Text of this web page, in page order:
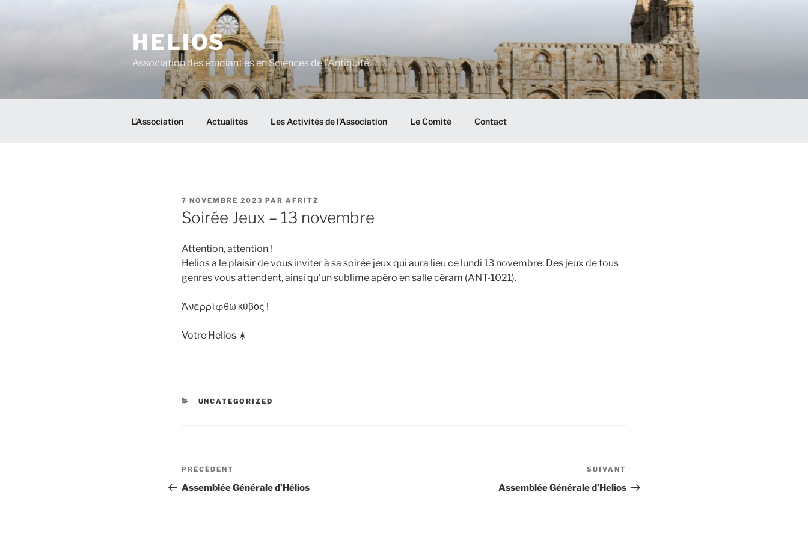
HELIOS
Association des étudiant·es en Sciences de l'Antiquité
L’Association Actualités Les Activités de l’Association Le Comité Contact
PUBLIÉ
LE
7 NOVEMBRE 2023 PAR AFRITZ
Soirée Jeux – 13 novembre
Attention, attention !
Helios a le plaisir de vous inviter à sa soirée jeux qui aura lieu ce lundi 13 novembre. Des jeux de tous
genres vous attendent, ainsi qu’un sublime apéro en salle céram (ANT-1021).
Ἀνερρίφθω κύβος !
Votre Helios ☀️
CATÉGORIES
UNCATEGORIZED
Navigation
de
Article
précédent
PRÉCÉDENT
Assemblée Générale d’Hélios
suivant
SUIVANT
Assemblée Générale d’Helios